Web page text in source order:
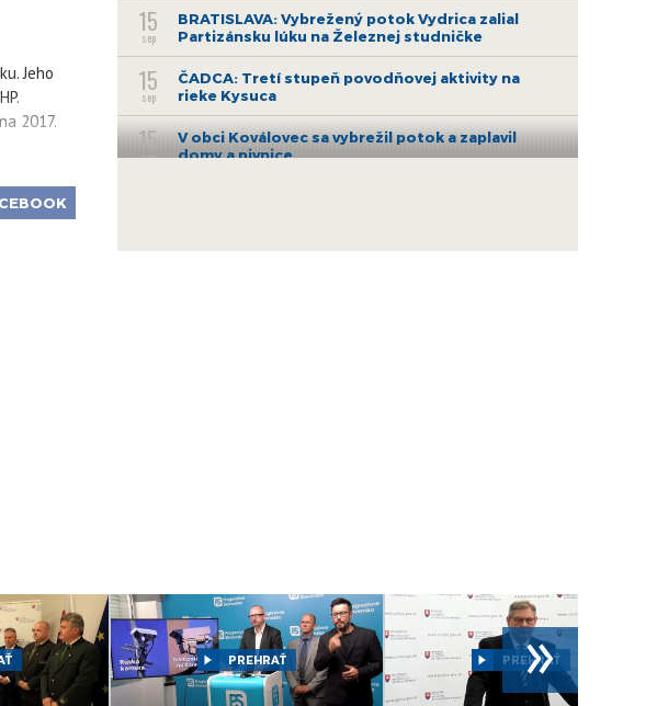
Jeho
2017.
15
sep
BRATISLAVA: Vybrežený potok Vydrica zalial
Partizánsku lúku na Železnej studničke
15
sep
ČADCA: Tretí stupeň povodňovej aktivity na
rieke Kysuca
15
sep
V obci Koválovec sa vybrežil potok a zaplavil
domy a pivnice
14
Hladina rieky Morava v oblasti Gbely-
29
sep
BECKOV: Po rekonštrukcii je pre verejnosť
otvorený aj Západný palác hradu
29
Královič: Susedné krajiny nechcú tvrdé
PREHRAŤ PREHRAŤ
»